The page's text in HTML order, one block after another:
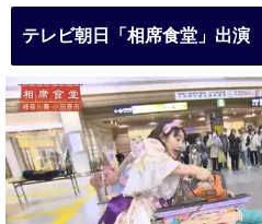
テレビ朝日「相席食堂」出演